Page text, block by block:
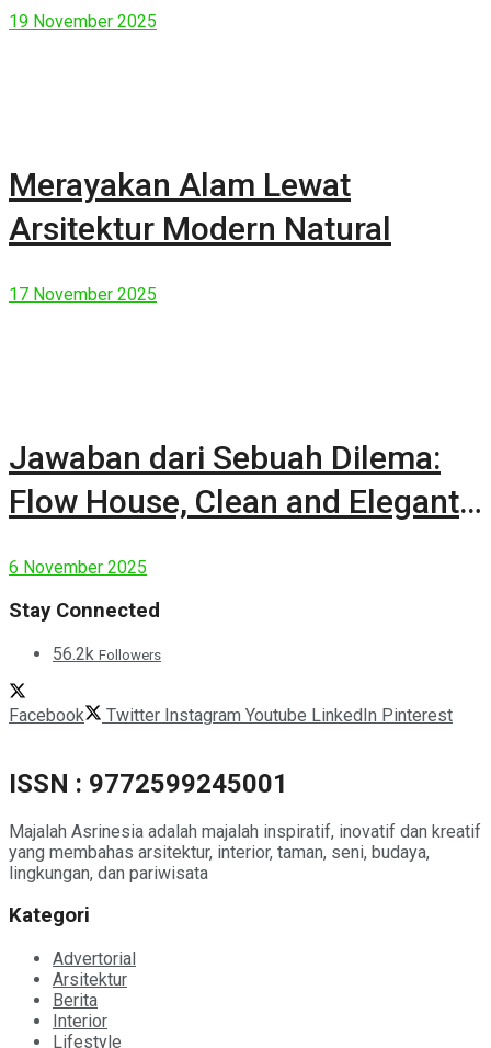
19 November 2025
Merayakan Alam Lewat
Arsitektur Modern Natural
17 November 2025
Jawaban dari Sebuah Dilema:
Flow House, Clean and Elegant
6 November 2025
Stay Connected
56.2k Followers
Facebook Twitter Instagram Youtube LinkedIn Pinterest
ISSN : 9772599245001
Majalah Asrinesia adalah majalah inspiratif, inovatif dan kreatif
yang membahas arsitektur, interior, taman, seni, budaya,
lingkungan, dan pariwisata
Kategori
Advertorial
Arsitektur
Berita
Interior
Lifestyle